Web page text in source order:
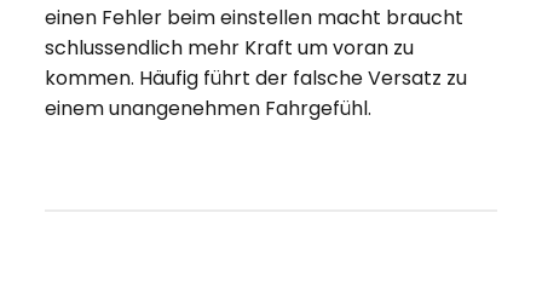
einen Fehler beim einstellen macht braucht
schlussendlich mehr Kraft um voran zu
kommen. Häufig führt der falsche Versatz zu
einem unangenehmen Fahrgefühl.